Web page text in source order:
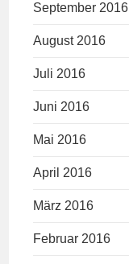
September 2016
August 2016
Juli 2016
Juni 2016
Mai 2016
April 2016
März 2016
Februar 2016